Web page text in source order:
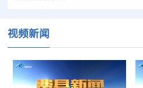
视频新闻